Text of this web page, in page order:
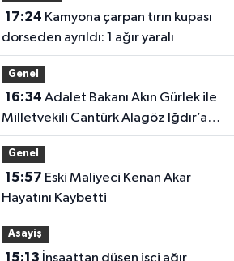
17:24
dorseden ayrıldı: 1 ağır yaralı
Genel
16:34
Milletvekili Cantürk Alagöz Iğdır’a
Geliyor
Genel
15:57
Hayatını Kaybetti
Asayiş
15:13